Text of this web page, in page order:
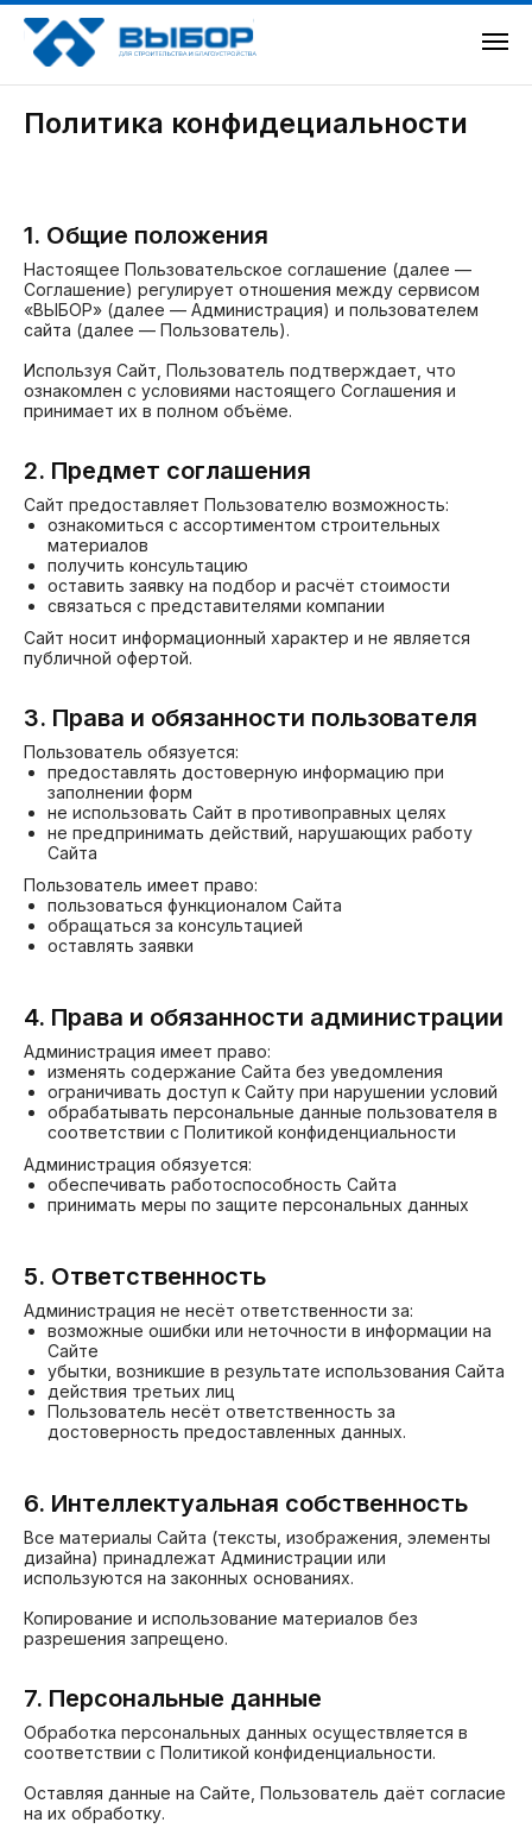
Политика конфидециальности
1. Общие положения
Настоящее Пользовательское соглашение (далее —
Соглашение) регулирует отношения между сервисом
«ВЫБОР» (далее — Администрация) и пользователем
сайта (далее — Пользователь).
Используя Сайт, Пользователь подтверждает, что
ознакомлен с условиями настоящего Соглашения и
принимает их в полном объёме.
2. Предмет соглашения
Сайт предоставляет Пользователю возможность:
ознакомиться с ассортиментом строительных
материалов
получить консультацию
оставить заявку на подбор и расчёт стоимости
связаться с представителями компании
Сайт носит информационный характер и не является
публичной офертой.
3. Права и обязанности пользователя
Пользователь обязуется:
предоставлять достоверную информацию при
заполнении форм
не использовать Сайт в противоправных целях
не предпринимать действий, нарушающих работу
Сайта
Пользователь имеет право:
пользоваться функционалом Сайта
обращаться за консультацией
оставлять заявки
4. Права и обязанности администрации
Администрация имеет право:
изменять содержание Сайта без уведомления
ограничивать доступ к Сайту при нарушении условий
обрабатывать персональные данные пользователя в
соответствии с Политикой конфиденциальности
Администрация обязуется:
обеспечивать работоспособность Сайта
принимать меры по защите персональных данных
5. Ответственность
Администрация не несёт ответственности за:
возможные ошибки или неточности в информации на
Сайте
убытки, возникшие в результате использования Сайта
действия третьих лиц
Пользователь несёт ответственность за
достоверность предоставленных данных.
6. Интеллектуальная собственность
Все материалы Сайта (тексты, изображения, элементы
дизайна) принадлежат Администрации или
используются на законных основаниях.
Копирование и использование материалов без
разрешения запрещено.
7. Персональные данные
Обработка персональных данных осуществляется в
соответствии с Политикой конфиденциальности.
Оставляя данные на Сайте, Пользователь даёт согласие
на их обработку.